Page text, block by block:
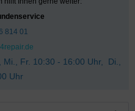
814 01
Fr. 10:30 - 16:00 Uhr, Di.,
Uhr